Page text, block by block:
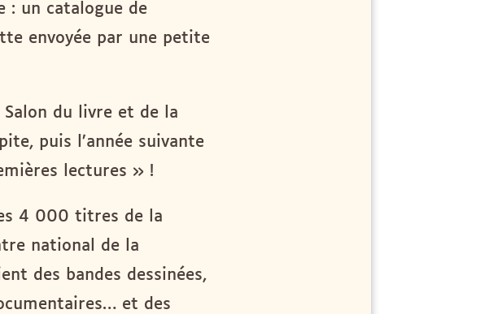
: un catalogue de
envoyée par une petite
du livre et de la
puis l’année suivante
lectures » !
4 000 titres de la
national de la
des bandes dessinées,
et des